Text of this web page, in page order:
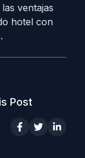
ventajas
hotel con
Post